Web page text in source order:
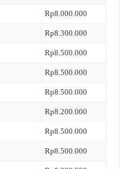
Rp8.000.000
Rp8.300.000
Rp8.500.000
Rp8.500.000
Rp8.500.000
Rp8.200.000
Rp8.500.000
Rp8.500.000